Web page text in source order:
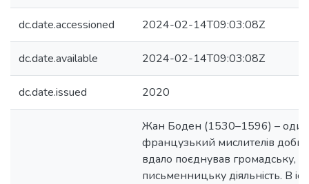
dc.date.accessioned 2024-02-14T09:03:08Z
dc.date.available 2024-02-14T09:03:08Z
dc.date.issued 2020
Жан Боден (1530–1596) –
французький мислителiв доби
вдало поєднував громадську,
письменницьку дiяльнiсть. В